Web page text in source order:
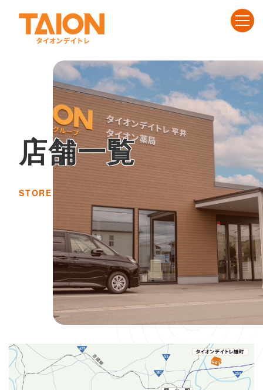
店舗一覧
STORE